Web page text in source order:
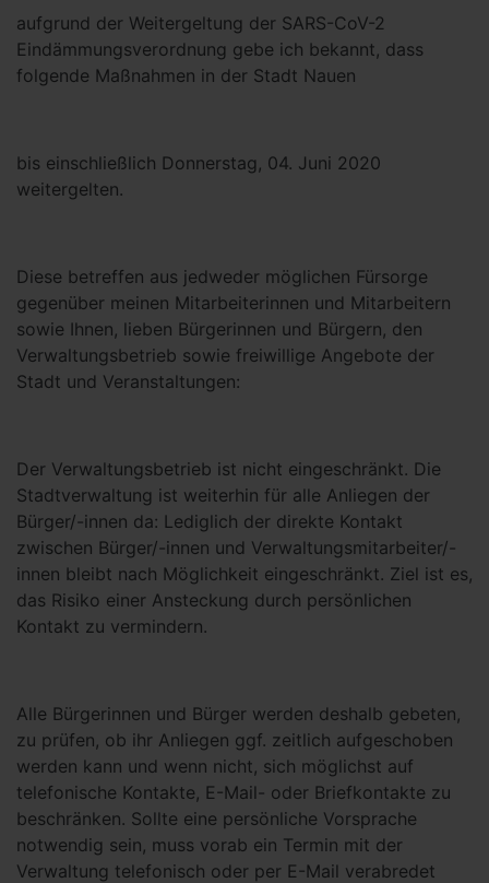
aufgrund der Weitergeltung der SARS-CoV-2
Eindämmungsverordnung gebe ich bekannt, dass
folgende Maßnahmen in der Stadt Nauen
bis einschließlich Donnerstag, 04. Juni 2020
weitergelten.
Diese betreffen aus jedweder möglichen Fürsorge
gegenüber meinen Mitarbeiterinnen und Mitarbeitern
sowie Ihnen, lieben Bürgerinnen und Bürgern, den
Verwaltungsbetrieb sowie freiwillige Angebote der
Stadt und Veranstaltungen:
Der Verwaltungsbetrieb ist nicht eingeschränkt. Die
Stadtverwaltung ist weiterhin für alle Anliegen der
Bürger/-innen da: Lediglich der direkte Kontakt
zwischen Bürger/-innen und Verwaltungsmitarbeiter/-
innen bleibt nach Möglichkeit eingeschränkt. Ziel ist es,
das Risiko einer Ansteckung durch persönlichen
Kontakt zu vermindern.
Alle Bürgerinnen und Bürger werden deshalb gebeten,
zu prüfen, ob ihr Anliegen ggf. zeitlich aufgeschoben
werden kann und wenn nicht, sich möglichst auf
telefonische Kontakte, E-Mail- oder Briefkontakte zu
beschränken. Sollte eine persönliche Vorsprache
notwendig sein, muss vorab ein Termin mit der
Verwaltung telefonisch oder per E-Mail verabredet